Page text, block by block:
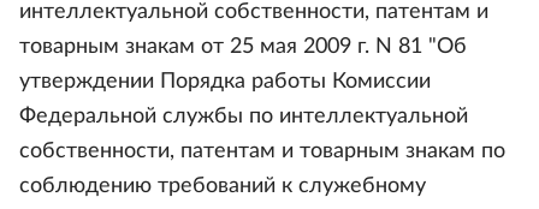
интеллектуальной собственности, патентам и
товарным знакам от 25 мая 2009 г. N 81 "Об
утверждении Порядка работы Комиссии
Федеральной службы по интеллектуальной
собственности, патентам и товарным знакам по
соблюдению требований к служебному